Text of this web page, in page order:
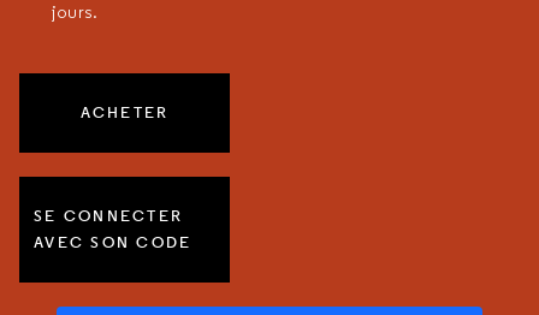
jours.
ACHETER
SE CONNECTER
AVEC SON CODE